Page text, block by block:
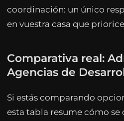
coordinación: un único
en vuestra casa que
Comparativa real:
Agencias de
Si estás comparando
esta tabla resume cómo se